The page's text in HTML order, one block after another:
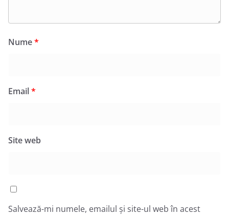
Nume*
Email*
Site web
Salvează-mi numele, emailul și site-ul web în acest